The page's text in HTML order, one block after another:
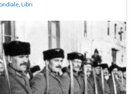
, Libri